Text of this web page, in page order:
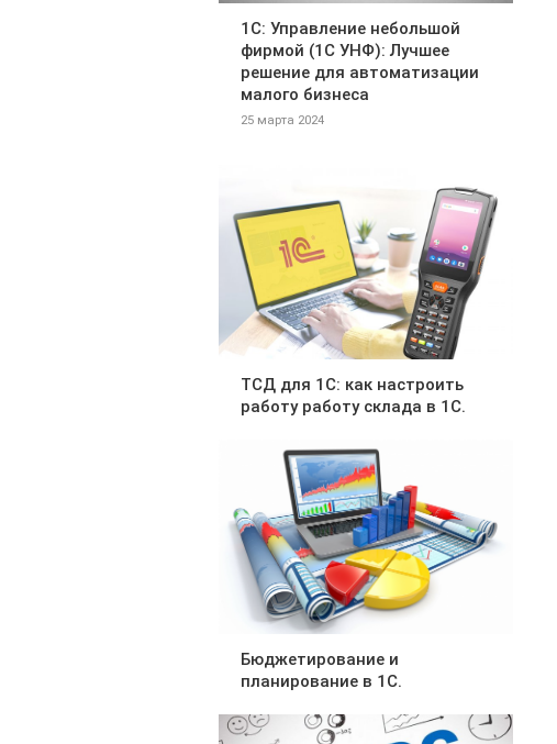
1С: Управление небольшой
фирмой (1С УНФ): Лучшее
решение для автоматизации
малого бизнеса
25 марта 2024
ТСД для 1С: как настроить
работу работу склада в 1С.
Бюджетирование и
планирование в 1С.